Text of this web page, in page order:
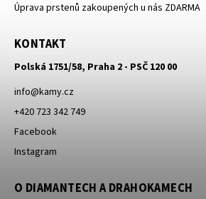
Úprava prstenů zakoupených u nás ZDARMA
KONTAKT
Polská 1751/58, Praha 2 - PSČ 120 00
info@kamy.cz
+420 723 342 749
Facebook
Instagram
O DIAMANTECH A DRAHOKAMECH